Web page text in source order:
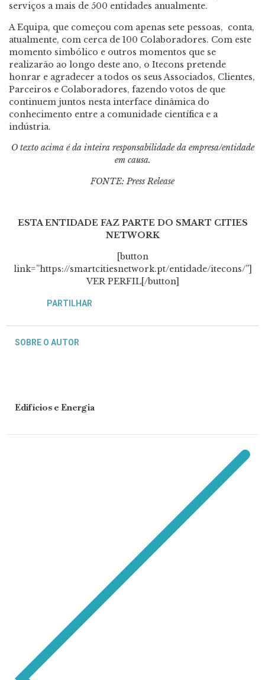
serviços a mais de 500 entidades anualmente.
A Equipa, que começou com apenas sete pessoas, conta,
atualmente, com cerca de 100 Colaboradores. Com este
momento simbólico e outros momentos que se
realizarão ao longo deste ano, o Itecons pretende
honrar e agradecer a todos os seus Associados, Clientes,
Parceiros e Colaboradores, fazendo votos de que
continuem juntos nesta interface dinâmica do
conhecimento entre a comunidade científica e a
indústria.
O texto acima é da inteira responsabilidade da empresa/entidade
em causa.
FONTE: Press Release
ESTA ENTIDADE FAZ PARTE DO SMART CITIES
NETWORK
[button
link=”https://smartcitiesnetwork.pt/entidade/itecons/”]
VER PERFIL[/button]
PARTILHAR
SOBRE O AUTOR
Edifícios e Energia